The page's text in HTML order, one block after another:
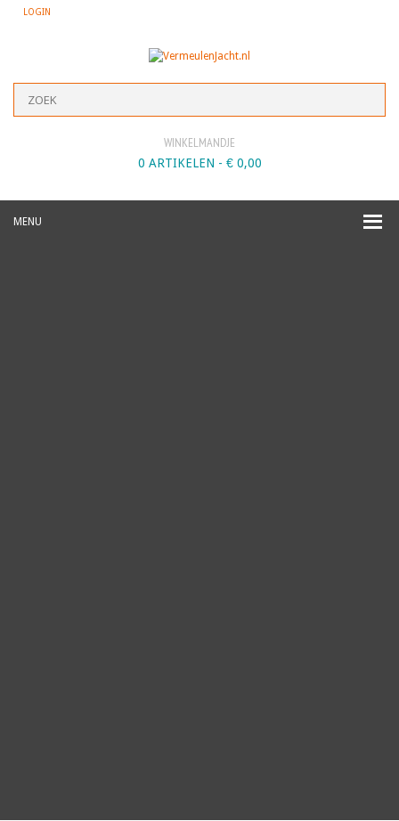
LOGIN
WINKELMANDJE
0 ARTIKELEN - €0,00
MENU